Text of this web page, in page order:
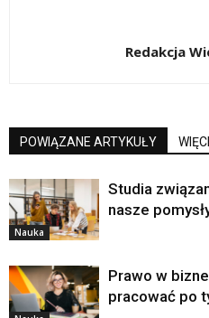
Redakcja
POWIĄZANE ARTYKUŁY
Nauka
Studia
nasze
Prawo w
pracować po